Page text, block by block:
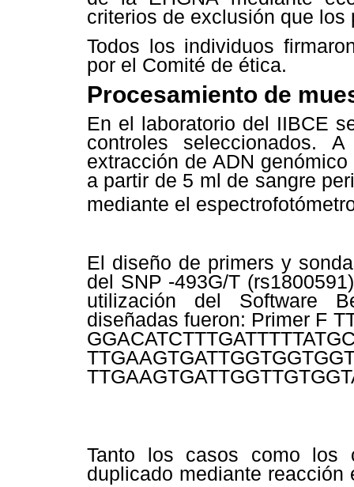
criterios de exclusión que los
Todos los individuos
por el Comité de ética.
Procesamiento de
En el laboratorio del IIBCE
controles seleccionados.
extracción de ADN
a partir de 5 ml de sangre
mediante el
El diseño de primers y
del SNP -493G/T
utilización del Software
diseñadas fueron: Primer F
Tanto los casos como los
duplicado mediante reacción